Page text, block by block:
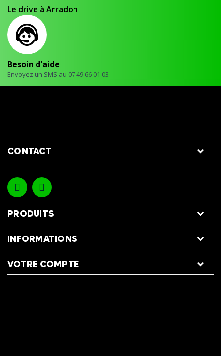
Le drive à Arradon
Besoin d'aide
Envoyez un SMS au 07 49 66 01 03
CONTACT
PRODUITS
INFORMATIONS
VOTRE COMPTE